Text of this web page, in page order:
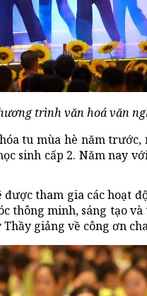
trình văn hoá văn
tu mùa hè năm trước,
sinh cấp 2. Năm nay
được tham gia các hoạt
thông minh, sáng tạo
Thầy giảng về công ơn